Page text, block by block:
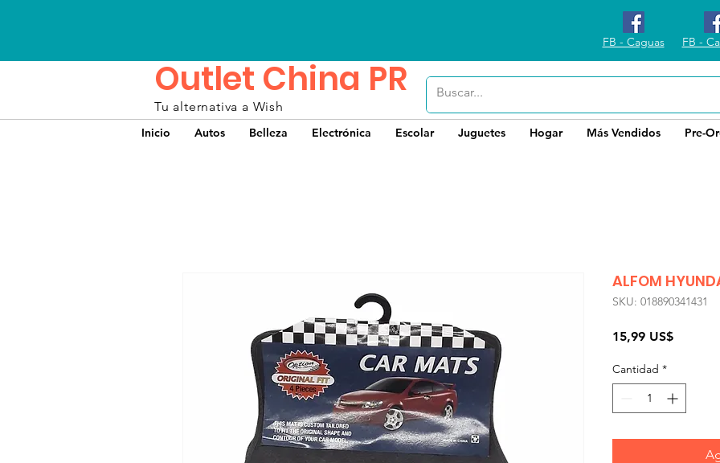
FB - Caguas FB -
Outlet China PR
Tu alternativa a Wish
Inicio Autos Belleza Electrónica Escolar Juguetes Hogar Más Vendidos Pre-
ALFOM
SKU: 018890341431
15,99 US$Precio
Cantidad *